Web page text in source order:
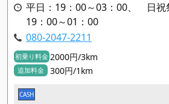
平日：19：00～03：00、 日祝
19：00～01：00
080-2047-2211
初乗り料金 2000円/3km
追加料金 300円/1km
CASH